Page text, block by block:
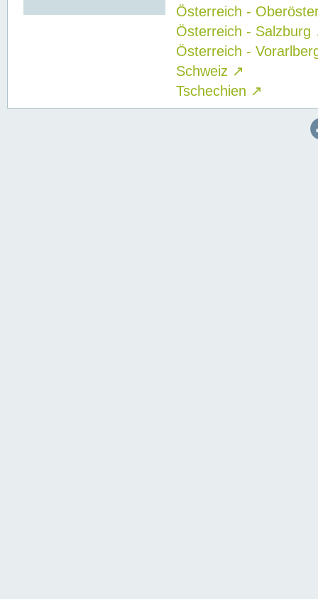
Österreich -
Österreich - Salzburg
Österreich -
Schweiz ↗
Tschechien ↗